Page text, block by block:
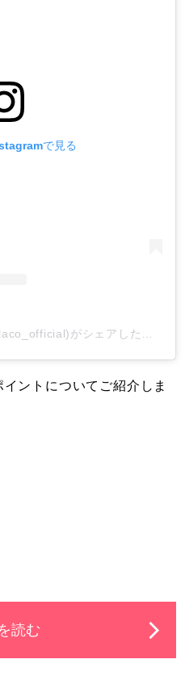
で見る
ントについてご紹介しま
読む